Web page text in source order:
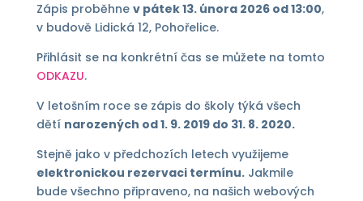
Zápis proběhne v pátek 13. února 2026 od 13:00,
v budově Lidická 12, Pohořelice.
Přihlásit se na konkrétní čas se můžete na tomto
ODKAZU.
V letošním roce se zápis do školy týká všech
dětí narozených od 1. 9. 2019 do 31. 8. 2020.
Stejně jako v předchozích letech využijeme
elektronickou rezervaci termínu.Jakmile
bude všechno připraveno, na našich webových